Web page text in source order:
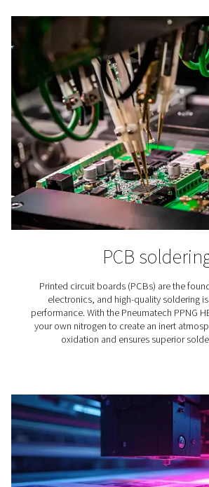
wiele zalet? W porównaniu z
stosowanie N2 jest
bezpieczeństwa pojazdu.
tego azotu jest po prostu
Azot odgrywa istotną rolę w
znalezienie odpowiedniego